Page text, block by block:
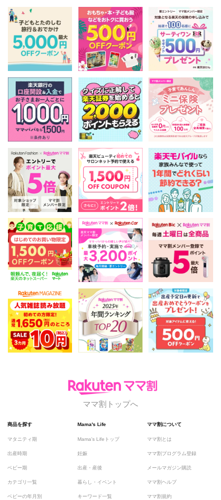
ママ割トップへ
商品を探す
マタニティ期
出産時期
ベビー期
カテゴリ一覧
ベビーの年月別
Mama's Life
Mama's Lifeトップ
妊娠
出産・産後
暮らし・イベント
キーワード一覧
ママ割について
ママ割とは
ママ割プログラム登録
メールマガジン購読
ママ割ヘルプ
ママ割規約